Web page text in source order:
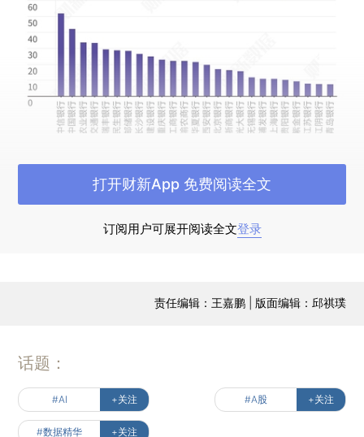
出事一年后的雪松现状2022年初，曾有“广州
而全线“爆雷”。在此之后，它被国企起诉，旗下的
五一出游虽火，楼市不热
示，五一期间（4月29日至5月3日）代表城市成交
规模较2022年五一假期增长约25%，但较2019年
订阅用户可展开阅读全文登录
打开财新App 免费阅读全文
责任编辑：王嘉鹏 | 版面编辑：邱祺璞
话题：
#AI +关注 #A股 +关注
#数据精华 +关注